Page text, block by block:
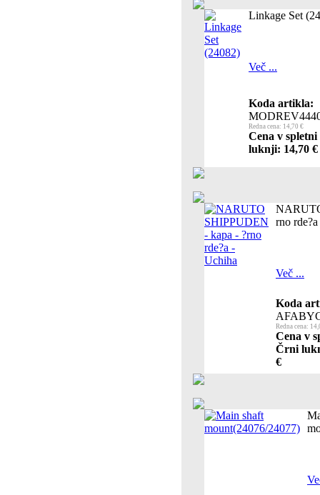
Linkage Set
Več ...
Koda artikla:
Redna cena: 14,70 €
Cena v
luknji: 14,70 €
rno
Več ...
Koda
Redna cena:
Cena v
Črni
€